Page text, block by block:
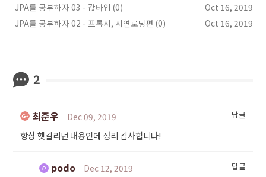
JPA를 공부하자 03 - 값타입 (0)
Oct 16, 2019
JPA를 공부하자 02 - 프록시, 지연로딩편 (0)
Oct 16, 2019
2
최준우 Dec 09, 2019 답글
항상 헷갈리던 내용인데 정리 감사합니다!
podo Dec 12, 2019 답글